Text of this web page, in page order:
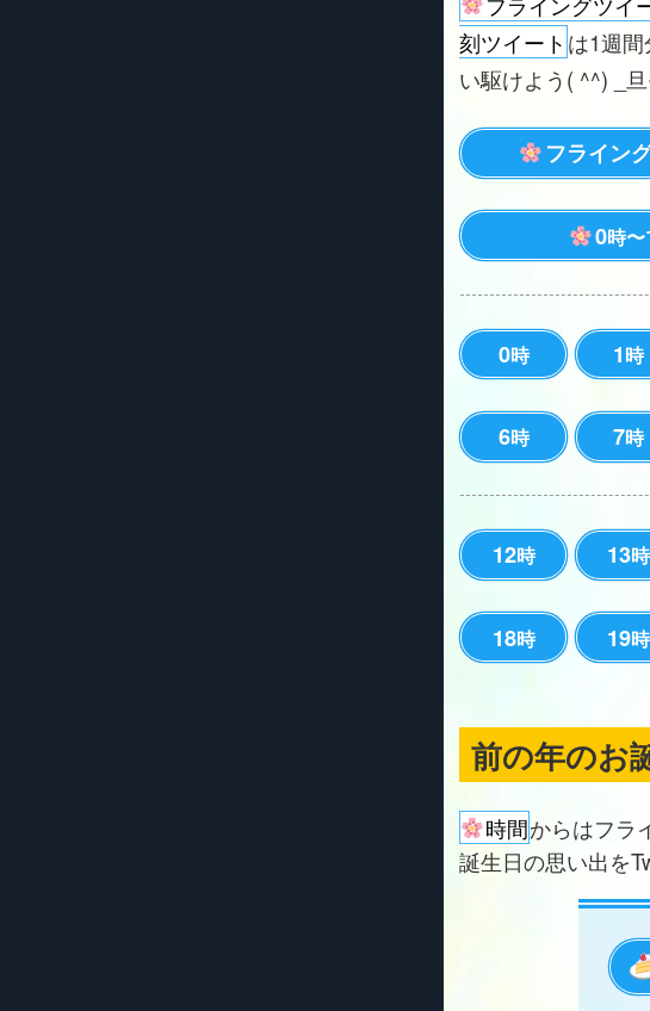
刻ツイート は1週
い駆けよう( ^^) _
フライン
0時〜
0時 1時
6時 7時
12時 13時
18時 19時
前の年のお
時間からはフラ
誕生日の思い出を